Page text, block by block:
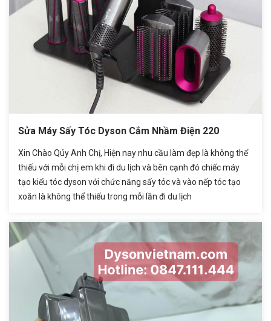
Sửa Máy Sấy Tóc Dyson Cắm Nhầm Điện 220
Xin Chào Qúy Anh Chị, Hiện nay nhu cầu làm đẹp là không thể
thiếu với mỗi chị em khi đi du lịch và bên cạnh đó chiếc máy
tạo kiểu tóc dyson với chức năng sấy tóc và vào nếp tóc tạo
xoăn là không thể thiếu trong mỗi lần đi du lịch